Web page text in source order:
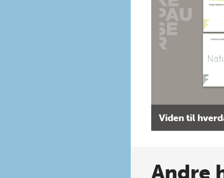
Viden til
Andre